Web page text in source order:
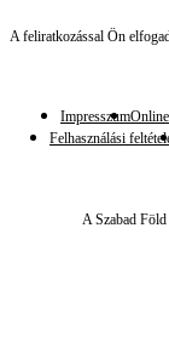
A feliratkozással Ön
Impresszum
Felhasználási
A Szabad